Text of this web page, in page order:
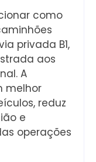
como
privada B1,
aos
A
melhor
reduz
e
operações